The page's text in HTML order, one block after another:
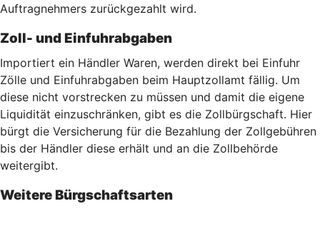
Auftragnehmers zurückgezahlt wird.
Zoll- und Einfuhrabgaben
Importiert ein Händler Waren, werden direkt bei Einfuhr
Zölle und Einfuhrabgaben beim Hauptzollamt fällig. Um
diese nicht vorstrecken zu müssen und damit die eigene
Liquidität einzuschränken, gibt es die Zollbürgschaft. Hier
bürgt die Versicherung für die Bezahlung der Zollgebühren
bis der Händler diese erhält und an die Zollbehörde
weitergibt.
Weitere Bürgschaftsarten